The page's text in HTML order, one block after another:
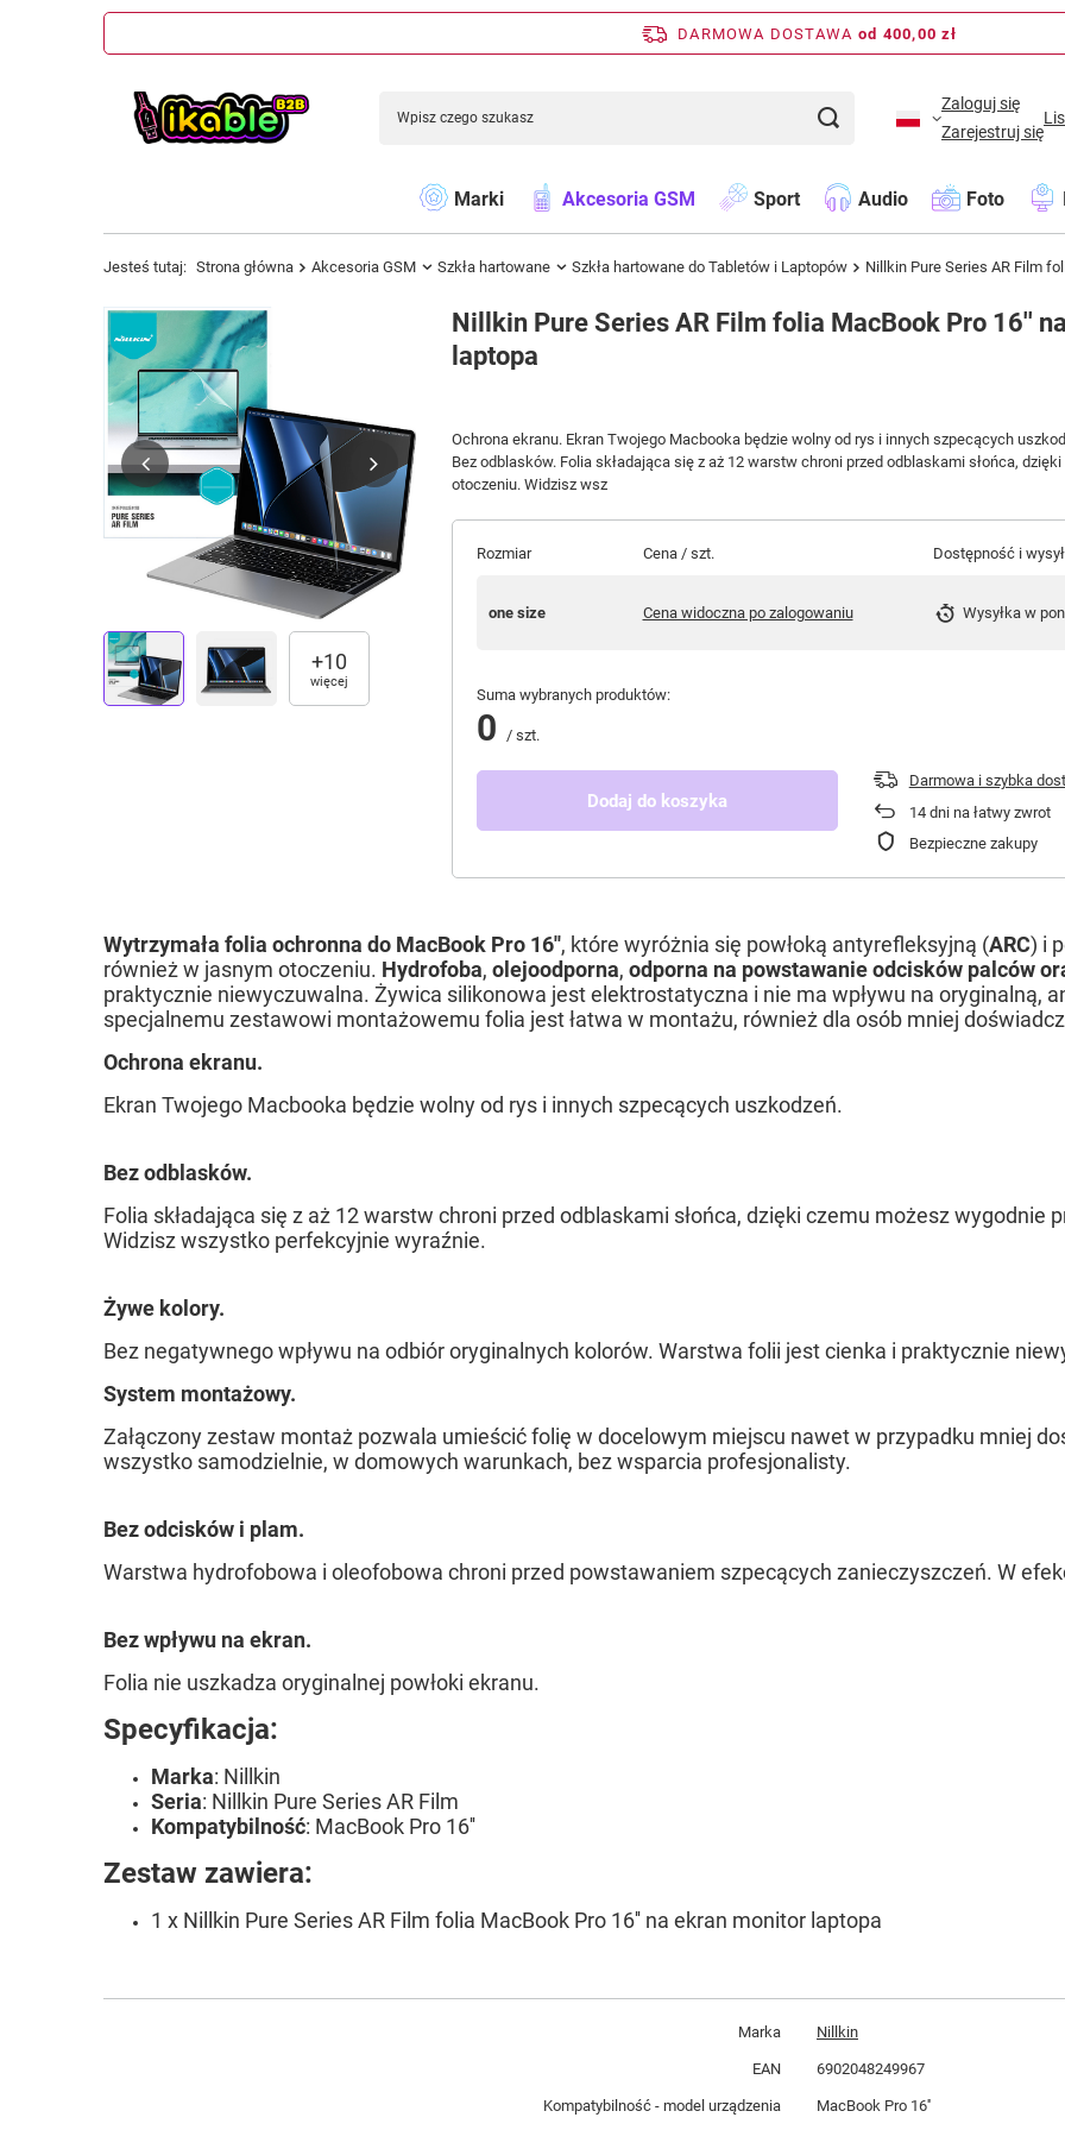
DARMOWA DOSTAWA od 400,00 zł
Zaloguj się
Zarejestruj się
Marki Akcesoria GSM Sport Audio Foto
Jesteś tutaj: Strona główna Akcesoria GSM Szkła hartowane Szkła hartowane do Tabletów i Laptopów Nillkin Pure Series AR Film
+10
więcej
Nillkin Pure Series AR Film folia MacBook Pro 16''
laptopa
Ochrona ekranu. Ekran Twojego Macbooka będzie wolny od rys i innych szpecących
Bez odblasków. Folia składająca się z aż 12 warstw chroni przed odblaskami słońca,
otoczeniu. Widzisz wsz
Rozmiar Cena / szt. Dostępność i
one size Cena widoczna po zalogowaniu Wysyłka w
Suma wybranych produktów:
0 / szt.
Dodaj do koszyka
Darmowa i szybka
14dni na łatwy zwrot
Bezpieczne zakupy
Wytrzymała folia ochronna do MacBook Pro 16'', które wyróżnia się powłoką antyrefleksyjną (ARC) i
również w jasnym otoczeniu. Hydrofoba, olejoodporna, odporna na powstawanie odcisków palców
praktycznie niewyczuwalna. Żywica silikonowa jest elektrostatyczna i nie ma wpływu na oryginalną,
specjalnemu zestawowi montażowemu folia jest łatwa w montażu, również dla osób mniej
Ochrona ekranu.
Ekran Twojego Macbooka będzie wolny od rys i innych szpecących uszkodzeń.
Bez odblasków.
Folia składająca się z aż 12warstw chroni przed odblaskami słońca, dzięki czemu możesz wygodnie
Widzisz wszystko perfekcyjnie wyraźnie.
Żywe kolory.
Bez negatywnego wpływu na odbiór oryginalnych kolorów. Warstwa folii jest cienka i praktycznie
System montażowy.
Załączony zestaw montaż pozwala umieścić folię w docelowym miejscu nawet w przypadku mniej
wszystko samodzielnie, w domowych warunkach, bez wsparcia profesjonalisty.
Bez odcisków i plam.
Warstwa hydrofobowa i oleofobowa chroni przed powstawaniem szpecących zanieczyszczeń. W
Bez wpływu na ekran.
Folia nie uszkadza oryginalnej powłoki ekranu.
Specyfikacja:
Marka: Nillkin
Seria: Nillkin Pure Series AR Film
Kompatybilność: MacBook Pro 16''
Zestaw zawiera:
1 x Nillkin Pure Series AR Film folia MacBook Pro 16'' na ekran monitor laptopa
Marka Nillkin
EAN 6902048249967
Kompatybilność - model urządzenia MacBook Pro 16''